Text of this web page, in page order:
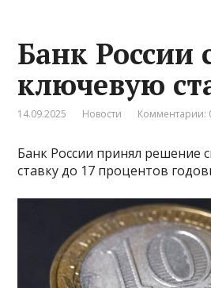
Банк России
ключевую
14.09.2025 Новости Комментарии:
Банк России принял решение
ставку до 17 процентов